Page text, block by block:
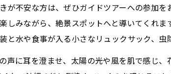
が不安な方は、ぜひガイドツアーへの参加
しみながら、絶景スポットへと導いてくれ
と水や食事が入る小さなリュックサック、虫
声に耳を澄ませ、太陽の光や風を肌で感じ